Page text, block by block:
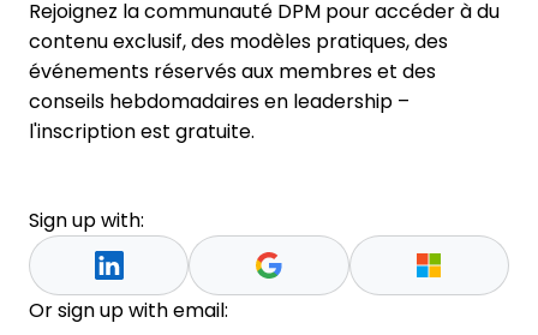
Rejoignez la communauté DPM pour accéder à du
contenu exclusif, des modèles pratiques, des
événements réservés aux membres et des
conseils hebdomadaires en leadership –
l'inscription est gratuite.
Sign up with:
Or sign up with email: